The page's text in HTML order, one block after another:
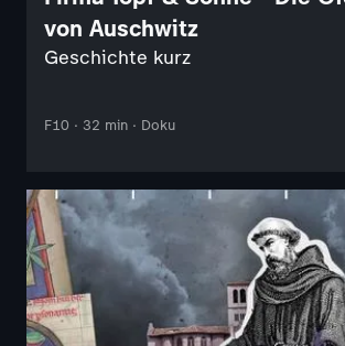
von Auschwitz
Geschichte kurz
F10 · 32 min · Doku